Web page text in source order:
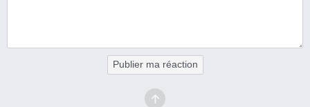
Publier ma réaction